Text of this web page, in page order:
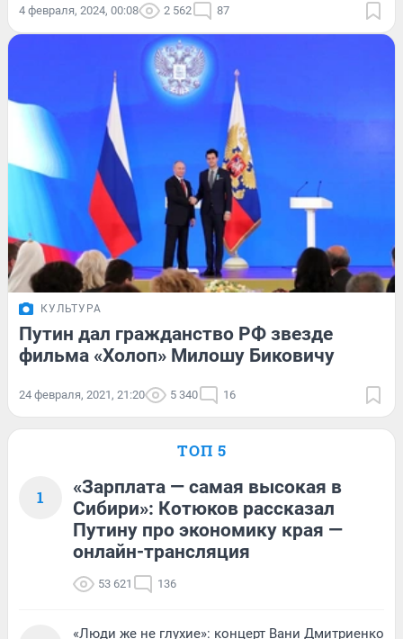
4 февраля, 2024, 00:08 2 562 87
КУЛЬТУРА
Путин дал гражданство РФ звезде
фильма «Холоп» Милошу Биковичу
24 февраля, 2021, 21:20 5 340 16
ТОП 5
1
«Зарплата — самая высокая в
Сибири»: Котюков рассказал
Путину про экономику края —
онлайн-трансляция
53 621 136
«Люди же не глухие»: концерт Вани Дмитриенко